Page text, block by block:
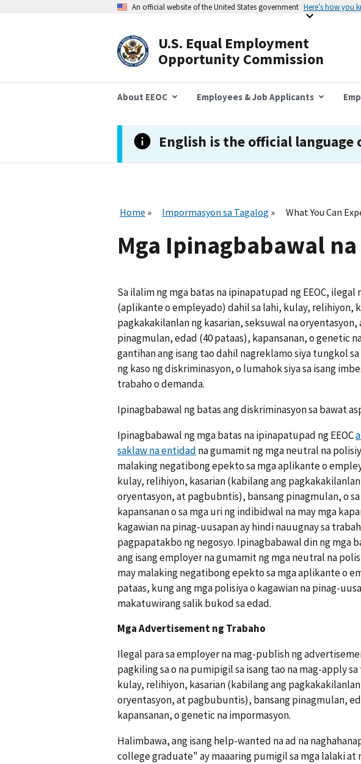
An official website of the United States government Here’s how you
U.S. Equal Employment
Opportunity Commission
About EEOC Employees & Job Applicants
English is the official language
Home Impormasyon sa Tagalog What You Can
Mga Ipinagbabawal
Sa ilalim ng mga batas na ipinapatupad ng EEOC, ilegal
(aplikante o empleyado) dahil sa lahi, kulay, relihiyon,
pagkakakilanlan ng kasarian, seksuwal na
pinagmulan, edad (40 pataas), kapansanan, o genetic
gantihan ang isang tao dahil nagreklamo siya tungkol
ng kaso ng diskriminasyon, o lumahok siya sa isang
trabaho o demanda.
Ipinagbabawal ng batas ang diskriminasyon sa bawat
Ipinagbabawal ng mga batas na ipinapatupad ng EEOC
saklaw na entidad na gumamit ng mga neutral na
malaking negatibong epekto sa mga aplikante o
kulay, relihiyon, kasarian (kabilang ang
oryentasyon, at pagbubntis), bansang pinagmulan, o
kapansanan o sa mga uri ng indibidwal na may mga
kagawian na pinag-uusapan ay hindi nauugnay sa
pagpapatakbo ng negosyo. Ipinagbabawal din ng mga
ang isang employer na gumamit ng mga neutral na
may malaking negatibong epekto sa mga aplikante o
pataas, kung ang mga polisiya o kagawian na pinag-
makatuwirang salik bukod sa edad.
Mga Advertisement ng Trabaho
Ilegal para sa employer na mag-publish ng
pagkiling sa o na pumipigil sa isang tao na mag-apply
kulay, relihiyon, kasarian (kabilang ang
oryentasyon, at pagbubuntis), bansang pinagmulan,
kapansanan, o genetic na impormasyon.
Halimbawa, ang isang help-wanted na ad na
college graduate" ay maaaring pumigil sa mga lalaki at